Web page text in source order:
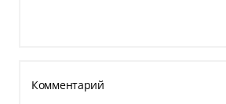
Комментарий